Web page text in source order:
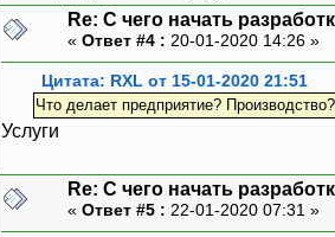
Re: С чего начать
« Ответ #4 : 20-01-2020 14:26 »
Цитата: RXL от 15-01-2020 21:51
Что делает предприятие?
Услуги
Re: С чего начать
« Ответ #5 : 22-01-2020 07:31 »